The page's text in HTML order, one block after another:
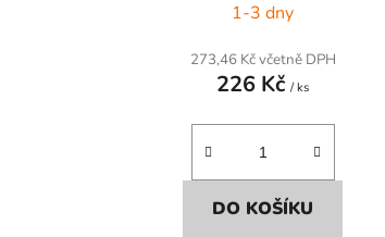
1-3 dny
273,46 Kč včetně DPH
226 Kč/ ks
DO KOŠÍKU